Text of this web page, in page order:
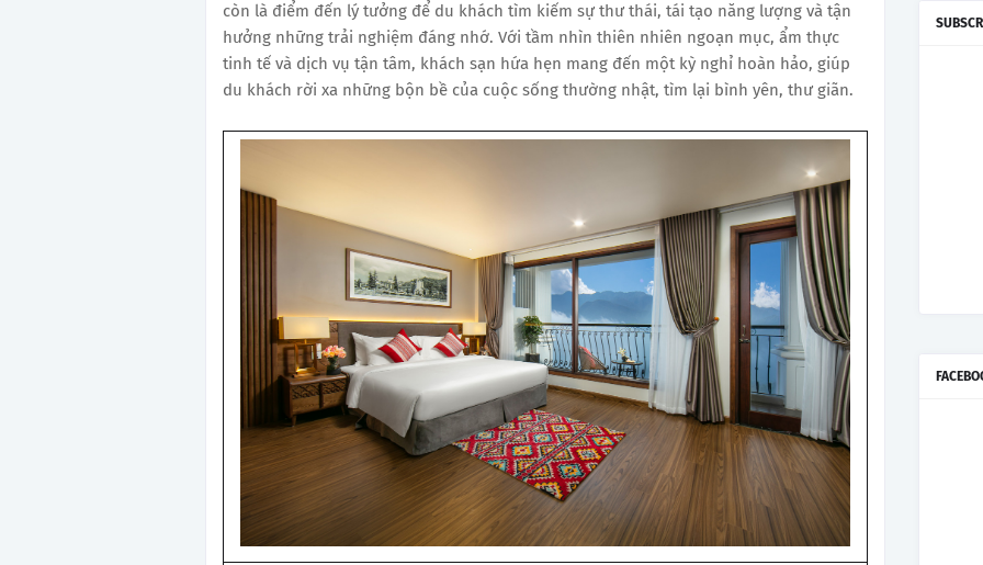
còn là điểm đến lý tưởng để du khách tìm kiếm sự thư thái, tái tạo năng lượng và tận
hưởng những trải nghiệm đáng nhớ. Với tầm nhìn thiên nhiên ngoạn mục, ẩm thực
tinh tế và dịch vụ tận tâm, khách sạn hứa hẹn mang đến một kỳ nghỉ hoàn hảo, giúp
du khách rời xa những bộn bề của cuộc sống thường nhật, tìm lại bình yên, thư giãn.